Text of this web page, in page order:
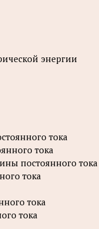
энергии
тока
тока
постоянного тока
тока
тока
тока